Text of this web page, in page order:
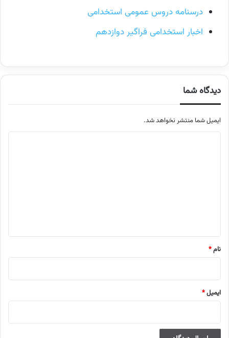
درسنامه دروس عمومی استخدامی
اخبار استخدامی فراگیر دوازدهم
دیدگاه شما
ایمیل شما منتشر نخواهد شد.
ا
ه
نام*
ایمیل*